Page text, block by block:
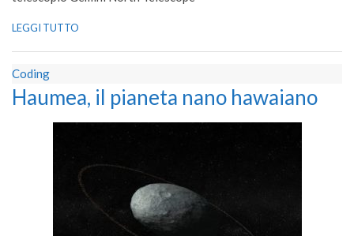
LEGGI TUTTO
Coding
Haumea, il pianeta nano hawaiano